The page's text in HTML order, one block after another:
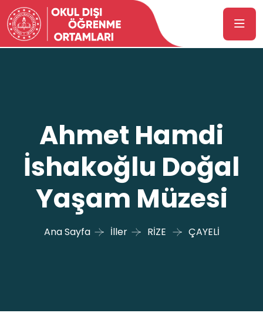
Ahmet Hamdi
İshakoğlu Doğal
Yaşam Müzesi
Ana Sayfa İller RİZE ÇAYELİ